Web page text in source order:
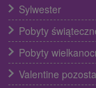
Sylwester
Pobyty
Pobyty
Valentine